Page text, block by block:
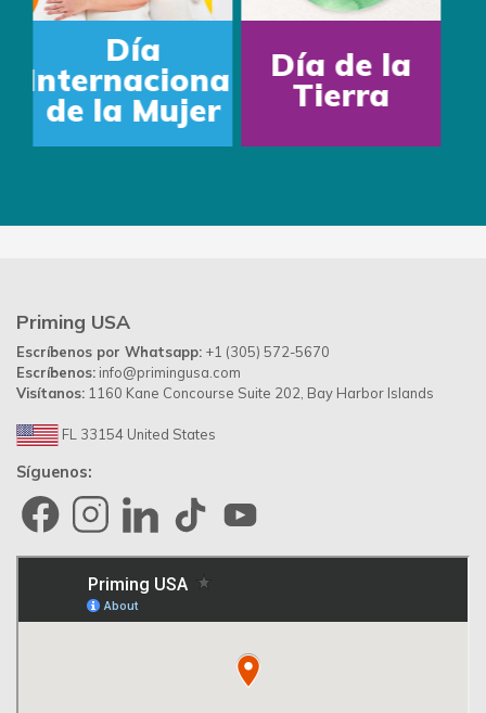
Día del
Padre
Día
Mundial
Priming USA
Escríbenos por Whatsapp: +1 (305) 572-5670
Escríbenos: info@primingusa.com
Visítanos: 1160 Kane Concourse Suite 202, Bay Harbor Islands
FL 33154 United States
Síguenos: